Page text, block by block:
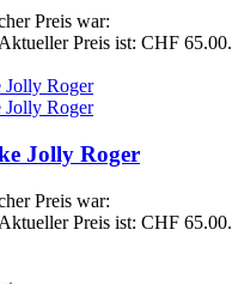
Preis war:
Aktueller Preis ist: CHF 65.00.
Jolly Roger
Preis war:
Aktueller Preis ist: CHF 65.00.